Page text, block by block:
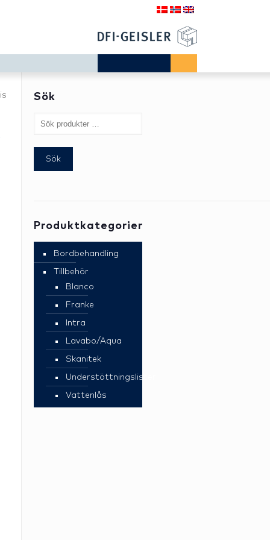
Sök
Sök
Produktkategorier
Bordbehandling
Tillbehör
Blanco
Franke
Intra
Lavabo/Aqua
Skanitek
Understöttningslister
Vattenlås